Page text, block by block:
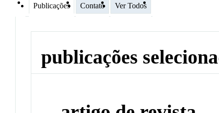
Publicações Contato Ver Todos
publicações